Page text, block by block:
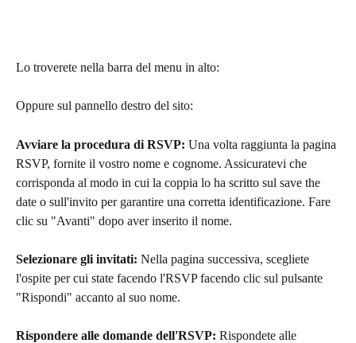
Lo troverete nella barra del menu in alto:
Oppure sul pannello destro del sito:
Avviare la procedura di RSVP: Una volta raggiunta la pagina
RSVP, fornite il vostro nome e cognome. Assicuratevi che
corrisponda al modo in cui la coppia lo ha scritto sul save the
date o sull'invito per garantire una corretta identificazione. Fare
clic su "Avanti" dopo aver inserito il nome.
Selezionare gli invitati: Nella pagina successiva, scegliete
l'ospite per cui state facendo l'RSVP facendo clic sul pulsante
"Rispondi" accanto al suo nome.
Rispondere alle domande dell'RSVP: Rispondete alle